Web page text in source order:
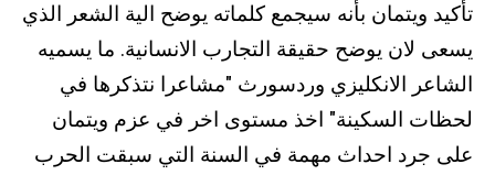
تأكيد ويتمان بأنه سيجمع كلماته يوضح الية الشعر الذي
يسعى لان يوضح حقيقة التجارب الانسانية. ما يسميه
الشاعر الانكليزي وردسورث "مشاعرا نتذكرها في
لحظات السكينة" اخذ مستوى اخر في عزم ويتمان
على جرد احداث مهمة في السنة التي سبقت الحرب